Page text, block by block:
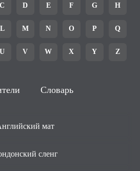
C D E F G H
L M N O P Q
U V W X Y Z
Словарь
мат
сленг